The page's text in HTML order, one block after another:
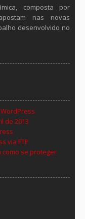
composta por
nas novas
desenvolvido no
de 2013
via FTP
se proteger